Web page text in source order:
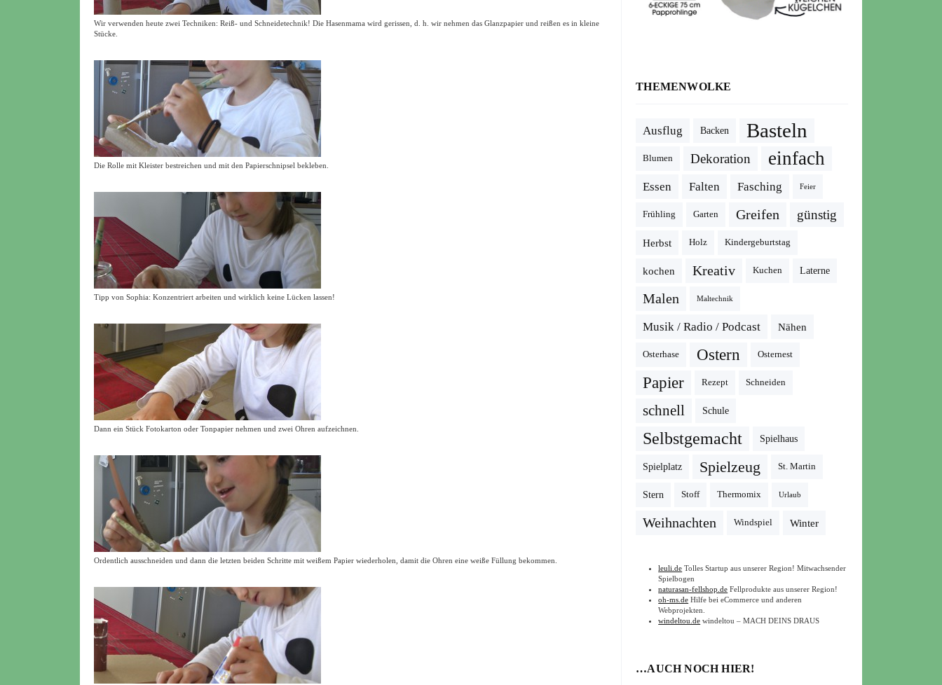
Wir verwenden heute zwei Techniken: Reiß- und Schneidetechnik! Die Hasenmama wird gerissen, d. h. wir nehmen das Glanzpapier und reißen es in kleine
Stücke.
Die Rolle mit Kleister bestreichen und mit den Papierschnipsel bekleben.
Tipp von Sophia: Konzentriert arbeiten und wirklich keine Lücken lassen!
Dann ein Stück Fotokarton oder Tonpapier nehmen und zwei Ohren aufzeichnen.
Ordentlich ausschneiden und dann die letzten beiden Schritte mit weißem Papier wiederholen, damit die Ohren eine weiße Füllung bekommen.
THEMENWOLKE
Ausflug Backen Basteln
Blumen Dekoration einfach
Essen Falten Fasching Feier
Frühling Garten Greifen günstig
Herbst Holz Kindergeburtstag
kochen Kreativ Kuchen Laterne
Malen Maltechnik
Musik / Radio / Podcast Nähen
Osterhase Ostern Osternest
Papier Rezept Schneiden
schnell Schule
Selbstgemacht Spielhaus
Spielplatz Spielzeug St. Martin
Stern Stoff Thermomix Urlaub
Weihnachten Windspiel Winter
leuli.de Tolles Startup aus unserer Region! Mitwachsender
Spielbogen
naturasan-fellshop.de Fellprodukte aus unserer Region!
oh-ms.de Hilfe bei eCommerce und anderen
Webprojekten.
windeltou.de windeltou – MACH DEINS DRAUS
…AUCH NOCH HIER!